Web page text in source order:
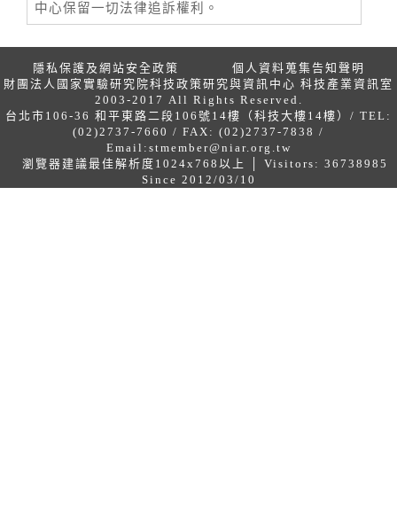
中心保留一切法律追訴權利。
隱私保護及網站安全政策
個人資料蒐集告知聲明
財團法人國家實驗研究院科技政策研究與資訊中心 科技產業資訊室
2003-2017 All Rights Reserved.
台北市106-36 和平東路二段106號14樓（科技大樓14樓）/ TEL:
(02)2737-7660 / FAX: (02)2737-7838 /
Email: stmember@niar.org.tw
瀏覽器建議最佳解析度1024x768以上 │ Visitors: 36738985
Since 2012/03/10